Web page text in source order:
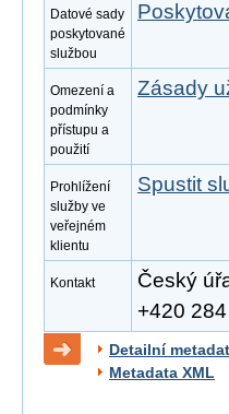
Datové sady
poskytované
službou
Omezení a
podmínky
přístupu a
použití
Zásady
Prohlížení
služby ve
veřejném
klientu
Spustit
Kontakt
Český
+420
Detailní
Metadata XML